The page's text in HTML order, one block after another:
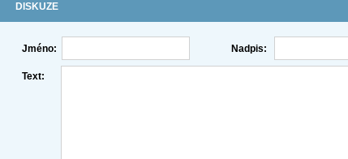
DISKUZE
Jméno: Nadpis:
Text: